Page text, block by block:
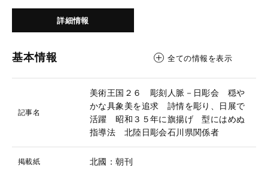
詳細情報
基本情報 全ての情報を表示
記事名
美術王国２６ 彫刻人脈－日彫会 穏や
かな具象美を追求 詩情を彫り、日展で
活躍 昭和３５年に旗揚げ 型にはめぬ
指導法 北陸日彫会石川県関係者
掲載紙 北國：朝刊